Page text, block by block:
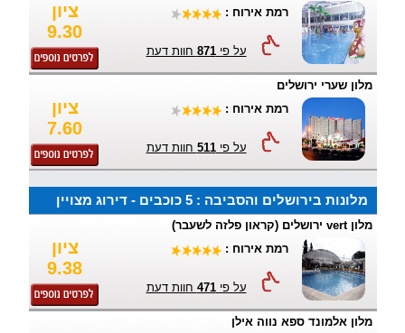
ציון
9.30
רמת אירוח :
על פי871 חוות דעת
מלון שערי ירושלים
ציון
7.60
רמת אירוח :
על פי511 חוות דעת
מלונות בירושלים והסביבה : 5 כוכבים - דירוג מצויין
מלון vert ירושלים (קראון פלזה לשעבר)
ציון
9.38
רמת אירוח :
על פי471 חוות דעת
מלון אלמונד ספא נווה אילן